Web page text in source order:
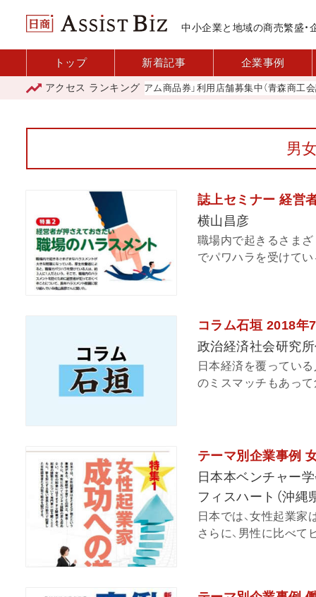
中小企業と地域の商売繁盛・
トップ 新着記事 企業事例
アクセス ランキング
「青森市プレミアム商品券」利用店舗募集中（青森商工会議所）
男
誌上セミナー 経営
横山昌彦
職場内で起きるさま
でパワハラを受けてい
コラム石垣 2018年
政治経済社会研究
日本経済を覆ってい
のミスマッチもあって
テーマ別企業事例
日本本ベンチャー
フィスハート（沖縄
日本では、女性起業
さらに、男性に比べて